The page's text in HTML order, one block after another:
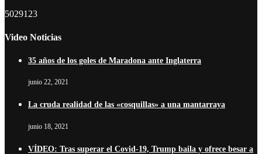
5029123
Video Noticias
35 años de los goles de Maradona ante Inglaterra
junio 22, 2021
La cruda realidad de las «cosquillas» a una mantarraya
junio 18, 2021
VÍDEO: Tras superar el Covid-19, Trump baila y ofrece besar a